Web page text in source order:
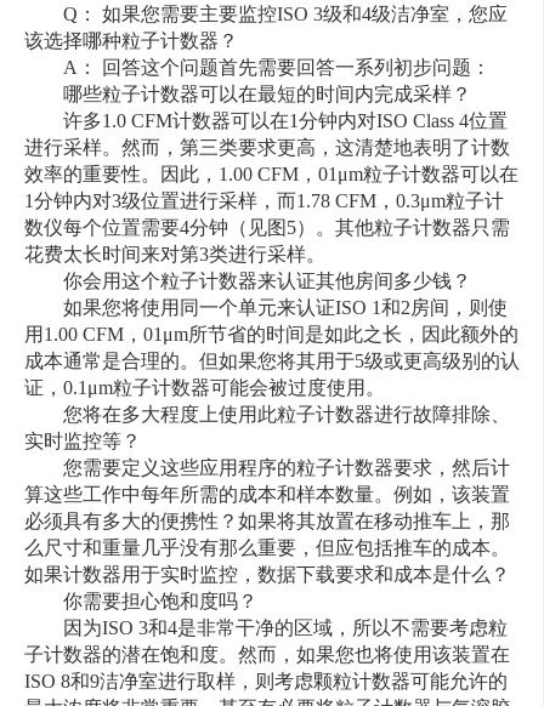
Q： 如果您需要主要监控ISO 3级和4级洁净室，您应
该选择哪种粒子计数器？
A： 回答这个问题首先需要回答一系列初步问题：
哪些粒子计数器可以在最短的时间内完成采样？
许多1.0 CFM计数器可以在1分钟内对ISO Class 4位置
进行采样。然而，第三类要求更高，这清楚地表明了计数
效率的重要性。因此，1.00 CFM，01μm粒子计数器可以在
1分钟内对3级位置进行采样，而1.78 CFM，0.3μm粒子计
数仪每个位置需要4分钟（见图5）。其他粒子计数器只需
花费太长时间来对第3类进行采样。
你会用这个粒子计数器来认证其他房间多少钱？
如果您将使用同一个单元来认证ISO 1和2房间，则使
用1.00 CFM，01μm所节省的时间是如此之长，因此额外的
成本通常是合理的。但如果您将其用于5级或更高级别的认
证，0.1μm粒子计数器可能会被过度使用。
您将在多大程度上使用此粒子计数器进行故障排除、
实时监控等？
您需要定义这些应用程序的粒子计数器要求，然后计
算这些工作中每年所需的成本和样本数量。例如，该装置
必须具有多大的便携性？如果将其放置在移动推车上，那
么尺寸和重量几乎没有那么重要，但应包括推车的成本。
如果计数器用于实时监控，数据下载要求和成本是什么？
你需要担心饱和度吗？
因为ISO 3和4是非常干净的区域，所以不需要考虑粒
子计数器的潜在饱和度。然而，如果您也将使用该装置在
ISO 8和9洁净室进行取样，则考虑颗粒计数器可能允许的